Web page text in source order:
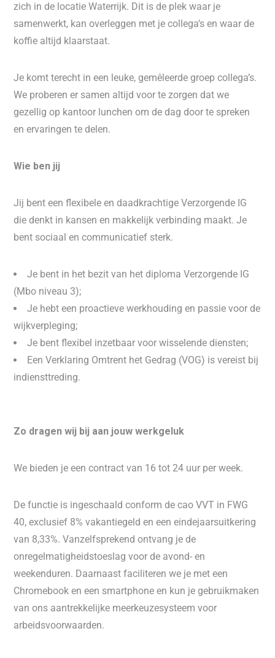
zich in de locatie Waterrijk. Dit is de plek waar je
samenwerkt, kan overleggen met je collega’s en waar de
koffie altijd klaarstaat.
Je komt terecht in een leuke, gemêleerde groep collega’s.
We proberen er samen altijd voor te zorgen dat we
gezellig op kantoor lunchen om de dag door te spreken
en ervaringen te delen.
Wie ben jij
Jij bent een flexibele en daadkrachtige Verzorgende IG
die denkt in kansen en makkelijk verbinding maakt. Je
bent sociaal en communicatief sterk.
Je bent in het bezit van het diploma Verzorgende IG
(Mbo niveau 3);
Je hebt een proactieve werkhouding en passie voor de
wijkverpleging;
Je bent flexibel inzetbaar voor wisselende diensten;
Een Verklaring Omtrent het Gedrag (VOG) is vereist bij
indiensttreding.
Zo dragen wij bij aan jouw werkgeluk
We bieden je een contract van 16 tot 24 uur per week.
De functie is ingeschaald conform de cao VVT in FWG
40, exclusief 8% vakantiegeld en een eindejaarsuitkering
van 8,33%. Vanzelfsprekend ontvang je de
onregelmatigheidstoeslag voor de avond- en
weekenduren. Daarnaast faciliteren we je met een
Chromebook en een smartphone en kun je gebruikmaken
van ons aantrekkelijke meerkeuzesysteem voor
arbeidsvoorwaarden.